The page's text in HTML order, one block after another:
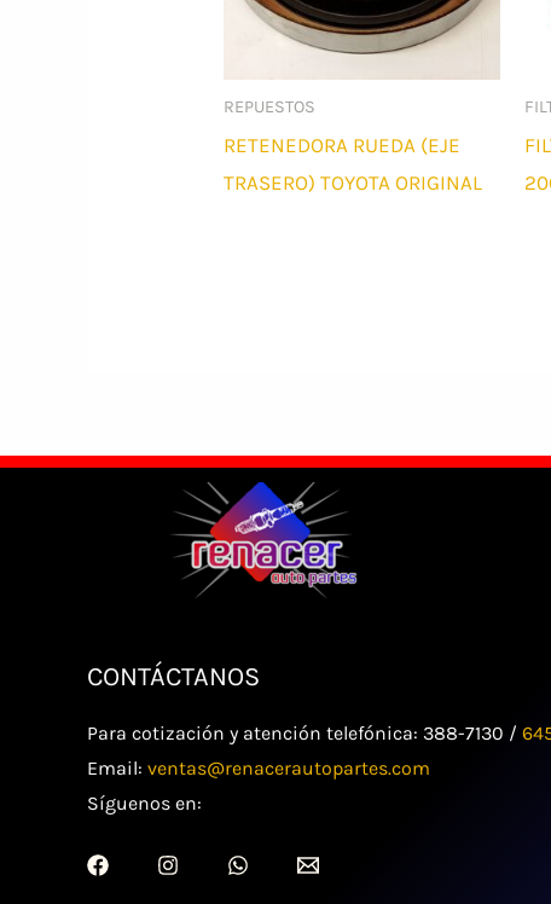
REPUESTOS
RETENEDORA RUEDA (EJE
TRASERO) TOYOTA ORIGINAL
CONTÁCTANOS
Para cotización y atención telefónica: 388-7130 /
Email: ventas@renacerautopartes.com
Síguenos en: